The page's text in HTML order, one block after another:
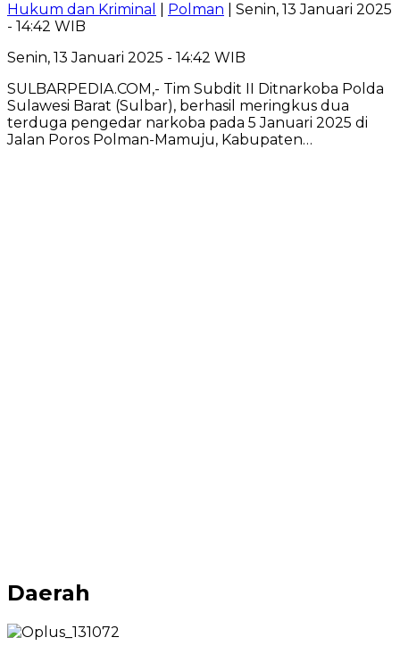
Hukum dan Kriminal Polman | Senin, 13 Januari 2025
- 14:42 WIB
Senin, 13 Januari 2025 - 14:42 WIB
SULBARPEDIA.COM,- Tim Subdit II Ditnarkoba Polda
Sulawesi Barat (Sulbar), berhasil meringkus dua
terduga pengedar narkoba pada 5 Januari 2025 di
Jalan Poros Polman-Mamuju, Kabupaten…
Daerah